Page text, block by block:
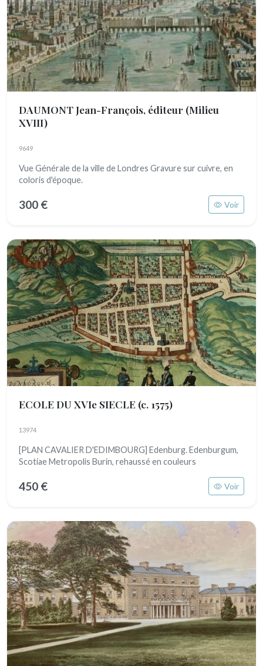
DAUMONT Jean-François, éditeur (Milieu
XVIII)
9649
Vue Générale de la ville de Londres Gravure sur cuivre, en
coloris d'époque.
300 € Voir
ECOLE DU XVIe SIECLE (c. 1575)
13974
[PLAN CAVALIER D'EDIMBOURG] Edenburg. Edenburgum,
Scotiae Metropolis Burin, rehaussé en couleurs
450 € Voir